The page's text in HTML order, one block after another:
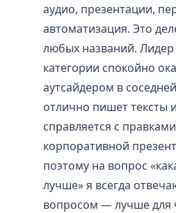
аудио, презентации,
автоматизация. Это
любых названий.
категории спокойно
аутсайдером в
отлично пишет тексты
справляется с
корпоративной
поэтому на вопрос
лучше» я всегда
вопросом — лучше для